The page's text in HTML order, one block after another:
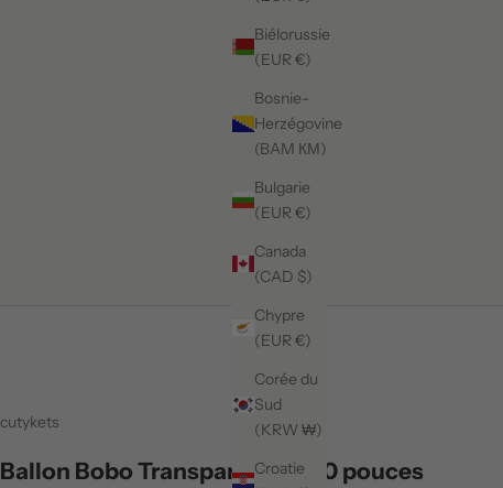
Biélorussie
(EUR €)
Bosnie-
Herzégovine
(BAM КМ)
Bulgarie
(EUR €)
Canada
(CAD $)
Chypre
(EUR €)
Corée du
Sud
(KRW ₩)
Croatie
cutykets
Ballon Bobo Transparent de 20 pouces